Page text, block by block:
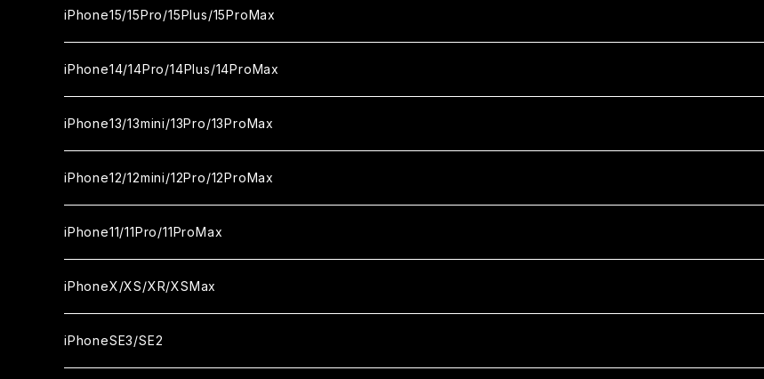
セラミックフィルム
ガラスフィルム
セラミックフィルム
カメラ用フィルム
セラミックフィルム
カメラ用フィルム
iPhone16
ガラスフィルム
セラミックフィルム
iPhone16Pro
ガラスフィルム
セラミックフィルム
iPhone16Plus
ガラスフィルム
セラミックフィルム
iPhone16ProMax
ガラスフィルム
セラミックフィルム
iPhone15/15Pro/15Plus/15ProMax
iPhone15
ガラスフィルム
セラミックフィルム
iPhone15Pro
ガラスフィルム
セラミックフィルム
iPhone15Plus
ガラスフィルム
セラミックフィルム
iPhone15ProMax
ガラスフィルム
セラミックフィルム
iPhone14/14Pro/14Plus/14ProMax
iPhone14
ガラスフィルム
セラミックフィルム
iPhone14Pro
ガラスフィルム
セラミックフィルム
iPhone14Plus
ガラスフィルム
セラミックフィルム
iPhone14ProMax
ガラスフィルム
iPhone13/13mini/13Pro/13ProMax
iPhone13/13Pro
ガラスフィルム
セラミックフィルム
iPhone13mini
ガラスフィルム
セラミックフィルム
iPhone13ProMax
ガラスフィルム
iPhone12/12mini/12Pro/12ProMax
iPhone12/12Pro
ガラスフィルム
セラミックフィルム
iPhone12mini
ガラスフィルム
iPhone12ProMax
iPhone11/11Pro/11ProMax
iPhone11
ガラスフィルム
iPhone11Pro
iPhoneX/XS/XR/XSMax
iPhoneX
iPhoneSE3/SE2